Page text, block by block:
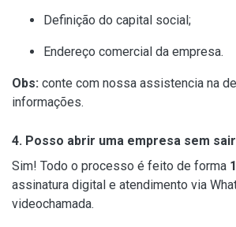
Definição do capital social;
Endereço comercial da empresa.
Obs: conte com nossa assistencia na
informações.
4. Posso abrir uma empresa sem
Sim! Todo o processo é feito de forma
assinatura digital e atendimento via
videochamada.